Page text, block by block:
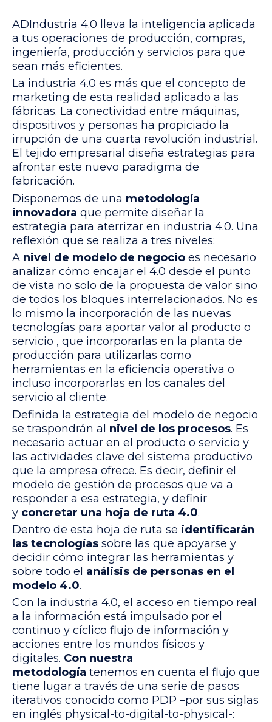
ADIndustria 4.0 lleva la inteligencia aplicada
a tus operaciones de producción, compras,
ingeniería, producción y servicios para que
sean más eficientes.
La industria 4.0 es más que el concepto de
marketing de esta realidad aplicado a las
fábricas. La conectividad entre máquinas,
dispositivos y personas ha propiciado la
irrupción de una cuarta revolución industrial.
El tejido empresarial diseña estrategias para
afrontar este nuevo paradigma de
fabricación.
Disponemos de una metodología
innovadora que permite diseñar la
estrategia para aterrizar en industria 4.0. Una
reflexión que se realiza a tres niveles:
A nivel de modelo de negocio es necesario
analizar cómo encajar el 4.0 desde el punto
de vista no solo de la propuesta de valor sino
de todos los bloques interrelacionados. No es
lo mismo la incorporación de las nuevas
tecnologías para aportar valor al producto o
servicio , que incorporarlas en la planta de
producción para utilizarlas como
herramientas en la eficiencia operativa o
incluso incorporarlas en los canales del
servicio al cliente.
Definida la estrategia del modelo de negocio
se traspondrán al nivel de los procesos. Es
necesario actuar en el producto o servicio y
las actividades clave del sistema productivo
que la empresa ofrece. Es decir, definir el
modelo de gestión de procesos que va a
responder a esa estrategia, y definir
y concretar una hoja de ruta 4.0.
Dentro de esta hoja de ruta se identificarán
las tecnologías sobre las que apoyarse y
decidir cómo integrar las herramientas y
sobre todo el análisis de personas en el
modelo 4.0.
Con la industria 4.0, el acceso en tiempo real
a la información está impulsado por el
continuo y cíclico flujo de información y
acciones entre los mundos físicos y
digitales. Con nuestra
metodología tenemos en cuenta el flujo que
tiene lugar a través de una serie de pasos
iterativos conocido como PDP –por sus siglas
en inglés physical-to-digital-to-physical-: